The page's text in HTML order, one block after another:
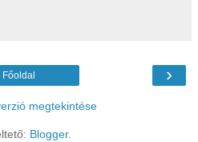
›
Főoldal
megtekintése
Blogger.